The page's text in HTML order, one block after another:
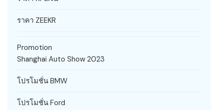
ราคา ZEEKR
Promotion
Shanghai Auto Show 2023
โปรโมชั่น BMW
โปรโมชั่น Ford